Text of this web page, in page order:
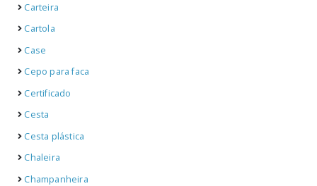
Carteira
Cartola
Case
Cepo para faca
Certificado
Cesta
Cesta plástica
Chaleira
Champanheira